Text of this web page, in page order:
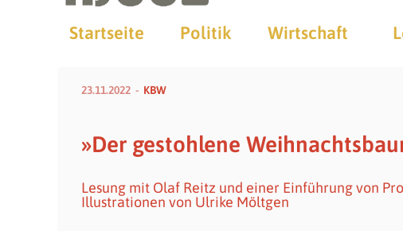
Startseite Politik Wirtschaft
23.11.2022 KBW
»Der gestohlene
Lesung mit Olaf Reitz und einer Einführung von
Illustrationen von Ulrike Möltgen